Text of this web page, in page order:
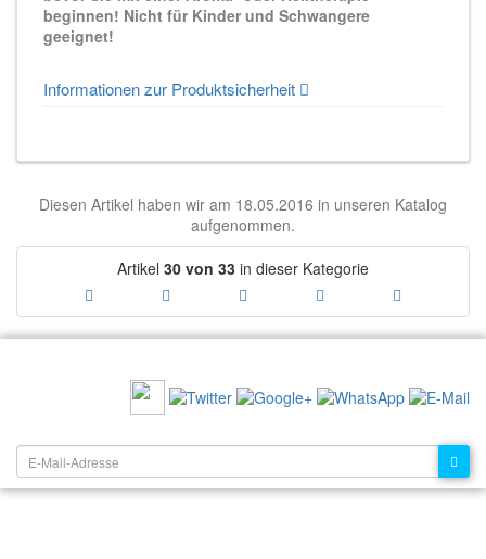
beginnen! Nicht für Kinder und Schwangere
geeignet!
Informationen zur Produktsicherheit
Diesen Artikel haben wir am 18.05.2016 in unseren Katalog
aufgenommen.
Artikel 30 von 33 in dieser Kategorie